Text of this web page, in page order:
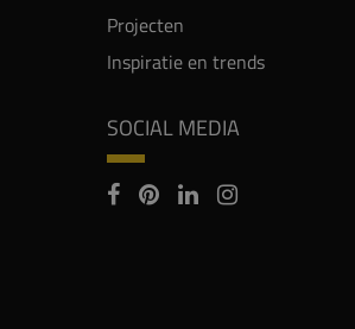
Projecten
Inspiratie en trends
SOCIAL MEDIA